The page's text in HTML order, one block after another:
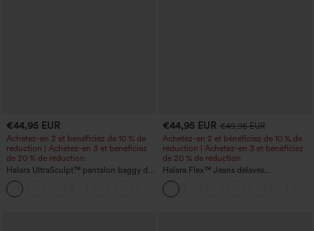
€44,95 EUR
Achetez-en 2 et bénéficiez de 10 % de
réduction | Achetez-en 3 et bénéficiez
de 20 % de réduction
Halara UltraSculpt™ pantalon baggy de
yoga taille haute à effet gainant pour le
ventre, à rayures color block, avec
poches
€44,95 EUR €49,95 EUR
Achetez-en 2 et bénéficiez de 10 % de
réduction | Achetez-en 3 et bénéficiez
de 20 % de réduction
Halara Flex™ Jeans délavés
décontractés, coupe baggy à jambe
large, taille basse asymétrique, poches
zippées